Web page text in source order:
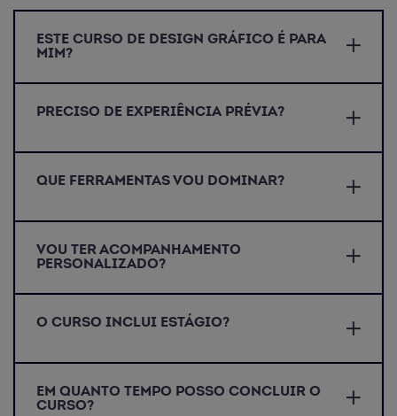
ESTE CURSO DE DESIGN GRÁFICO É PARA
MIM?
PRECISO DE EXPERIÊNCIA PRÉVIA?
QUE FERRAMENTAS VOU DOMINAR?
VOU TER ACOMPANHAMENTO
PERSONALIZADO?
O CURSO INCLUI ESTÁGIO?
EM QUANTO TEMPO POSSO CONCLUIR O
CURSO?